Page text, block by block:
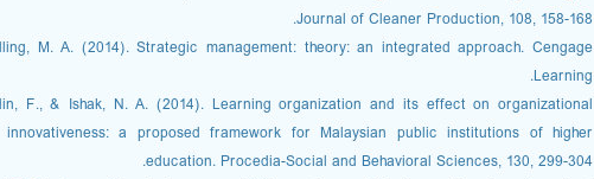
Journal of Cleaner Production, 108, 158-168.
M. A. (2014). Strategic management: theory: an integrated approach. Cengage
Learning.
F., & Ishak, N. A. (2014). Learning organization and its effect on organizational
a proposed framework for Malaysian public institutions of higher
education. Procedia-Social and Behavioral Sciences, 130, 299-304.